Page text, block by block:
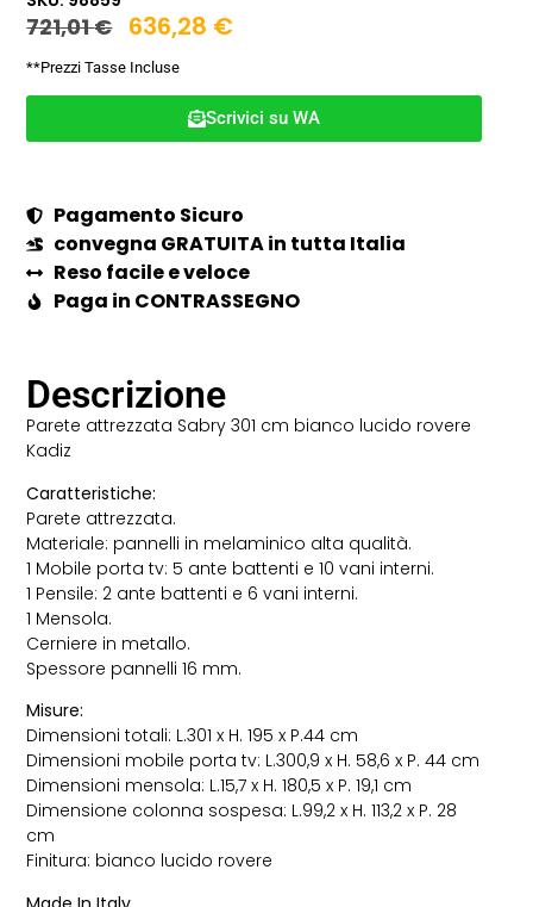
721,01€ 636,28 €
**Prezzi Tasse Incluse
Scrivici su WA
Pagamento Sicuro
convegna GRATUITA in tutta Italia
Reso facile e veloce
Paga in CONTRASSEGNO
Descrizione
Parete attrezzata Sabry 301 cm bianco lucido rovere
Kadiz
Caratteristiche:
Parete attrezzata.
Materiale: pannelli in melaminico alta qualità.
1 Mobile porta tv: 5 ante battenti e 10 vani interni.
1 Pensile: 2 ante battenti e 6 vani interni.
1 Mensola.
Cerniere in metallo.
Spessore pannelli 16 mm.
Misure:
Dimensioni totali: L.301 x H. 195 x P.44 cm
Dimensioni mobile porta tv: L.300,9 x H. 58,6 x P. 44 cm
Dimensioni mensola: L.15,7 x H. 180,5 x P. 19,1 cm
Dimensione colonna sospesa: L.99,2 x H. 113,2 x P. 28
cm
Finitura: bianco lucido rovere